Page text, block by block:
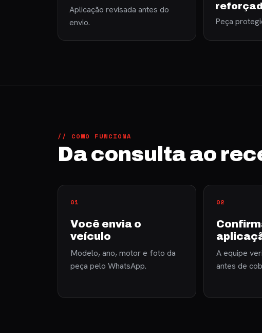
Aplicação revisada antes do
envio.
Peça
// COMO FUNCIONA
Da consulta ao
Você envia o
veículo
Modelo, ano, motor e foto da
peça pelo WhatsApp.
A equipe
antes de